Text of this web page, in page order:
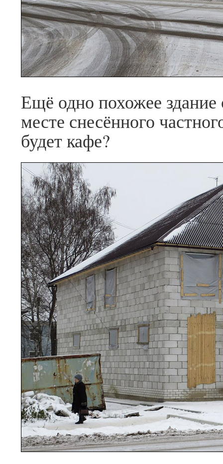
Ещё одно похожее здание
месте снесённого
будет кафе?